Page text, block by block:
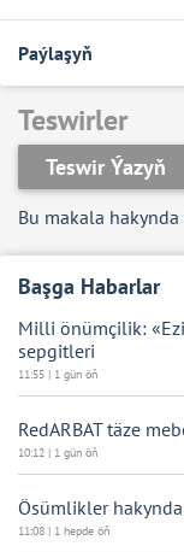
Paýlaşyň
Başga Habarlar
Milli önümçilik:
sepgitleri
11:55 | 1 gün öň
RedARBAT täze
10:12 | 1 gün öň
Ösümlikler
11:08 | 1 hepde öň
Teswirler
Teswir Ýazyň
Bu makala